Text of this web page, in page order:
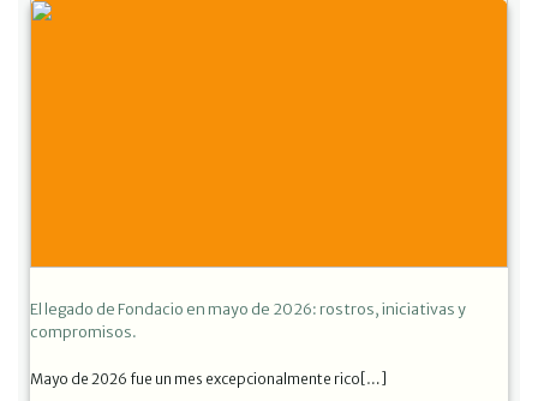
El legado de Fondacio en mayo de 2026: rostros, iniciativas y
compromisos.
Mayo de 2026 fue un mes excepcionalmente rico[…]